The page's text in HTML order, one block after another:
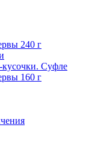
240 г
Суфле
160 г